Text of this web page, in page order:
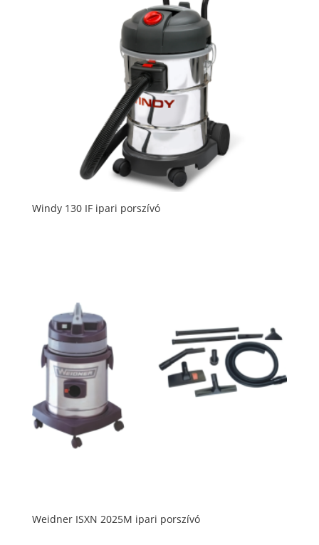
Windy 130 IF ipari porszívó
Weidner ISXN 2025M ipari porszívó